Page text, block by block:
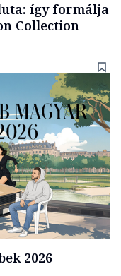
így formálja
Collection
2026